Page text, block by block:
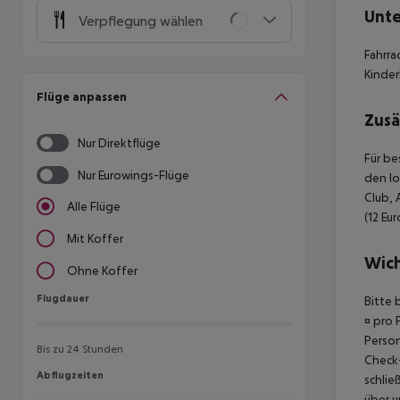
Verpflegung wählen
Flüge anpassen
Nur Direktflüge
Nur Eurowings-Flüge
Alle Flüge
Mit Koffer
Ohne Koffer
Flugdauer
Flugdauer
Bis zu 24 Stunden
Abflugzeiten
Abflugzeiten
Für
den
Club,
(12
Bitte
¤ pro